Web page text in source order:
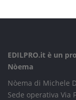
EDILPRO.it è un
Nòema
Nòema di Michele
Sede operativa Via